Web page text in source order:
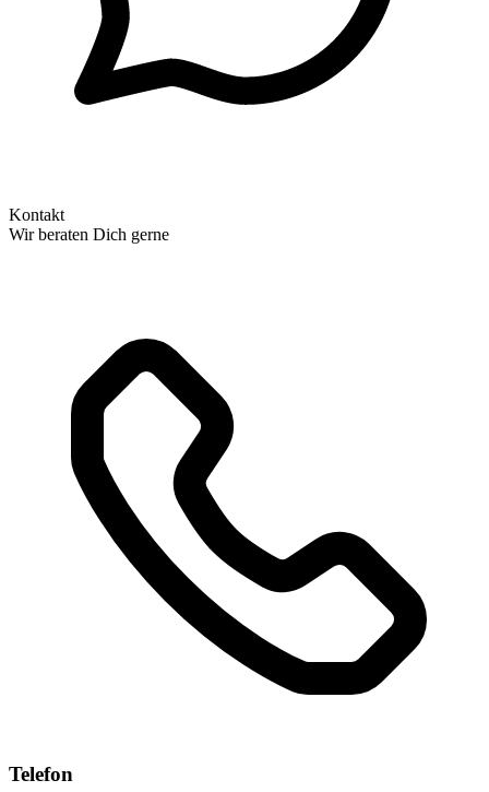
Kontakt
Wir beraten Dich gerne
Telefon